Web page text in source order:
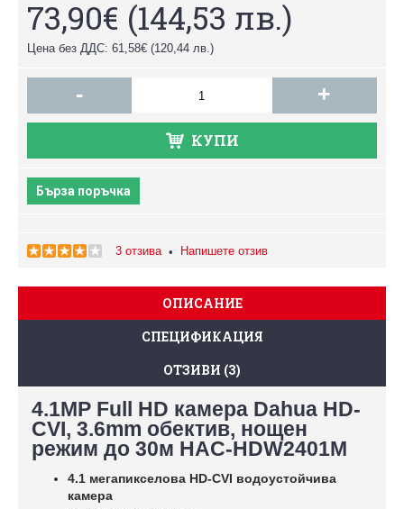
73,90€ (144,53 лв.)
Цена без ДДС: 61,58€ (120,44 лв.)
- +
КУПИ
Бърза поръчка
3 отзива• Напишете отзив
ОПИСАНИЕ
СПЕЦИФИКАЦИЯ
ОТЗИВИ (3)
4.1MP Full HD камера Dahua HD-
CVI, 3.6mm обектив, нощен
режим до 30м HAC-HDW2401М
4.1 мегапикселова HD-CVI водоустойчива
камера